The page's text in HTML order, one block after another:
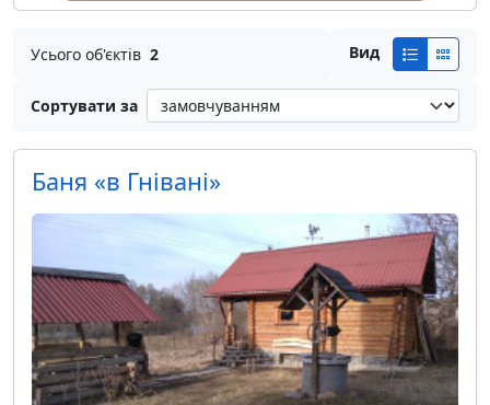
Усього об'єктів 2 Вид
Сортувати за
Баня «в Гнівані»